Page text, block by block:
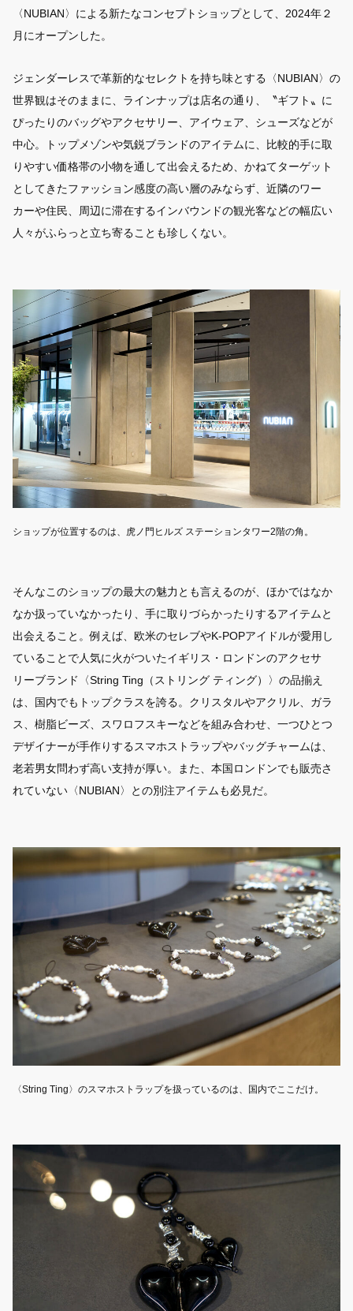
〈NUBIAN〉による新たなコンセプトショップとして、2024年２
月にオープンした。
ジェンダーレスで革新的なセレクトを持ち味とする〈NUBIAN〉の
世界観はそのままに、ラインナップは店名の通り、〝ギフト〟に
ぴったりのバッグやアクセサリー、アイウェア、シューズなどが
中心。トップメゾンや気鋭ブランドのアイテムに、比較的手に取
りやすい価格帯の小物を通して出会えるため、かねてターゲット
としてきたファッション感度の高い層のみならず、近隣のワー
カーや住民、周辺に滞在するインバウンドの観光客などの幅広い
人々がふらっと立ち寄ることも珍しくない。
ショップが位置するのは、虎ノ門ヒルズ ステーションタワー2階の角。
そんなこのショップの最大の魅力とも言えるのが、ほかではなか
なか扱っていなかったり、手に取りづらかったりするアイテムと
出会えること。例えば、欧米のセレブやK-POPアイドルが愛用し
ていることで人気に火がついたイギリス・ロンドンのアクセサ
リーブランド〈String Ting（ストリング ティング）〉の品揃え
は、国内でもトップクラスを誇る。クリスタルやアクリル、ガラ
ス、樹脂ビーズ、スワロフスキーなどを組み合わせ、一つひとつ
デザイナーが手作りするスマホストラップやバッグチャームは、
老若男女問わず高い支持が厚い。また、本国ロンドンでも販売さ
れていない〈NUBIAN〉との別注アイテムも必見だ。
〈String Ting〉のスマホストラップを扱っているのは、国内でここだけ。